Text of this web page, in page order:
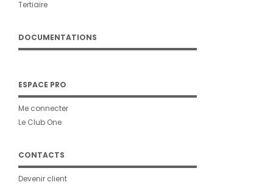
Tertiaire
DOCUMENTATIONS
ESPACE PRO
Me connecter
Le Club One
CONTACTS
Devenir client